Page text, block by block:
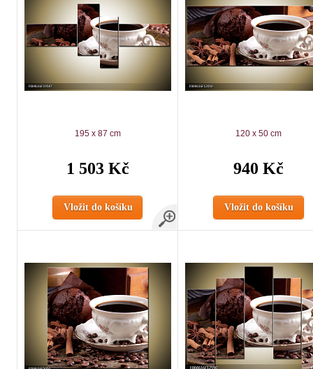
195 x 87 cm
1 503 Kč
Vložit do košíku
120 x 50 cm
940 Kč
Vložit do košíku